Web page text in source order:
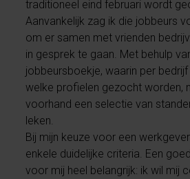
traditioneel eind februari wordt
Aanvankelijk zag ik die jobbeurs
om er samen met vrienden
in gesprek te gaan. Met behulp
jobbeursboekje, waarin per
welke profielen gezocht worden,
voorhand een selectie van
leken.
Bij mijn keuze voor een
enkele duidelijke criteria. Een
voor mij heel belangrijk: ik wil mij